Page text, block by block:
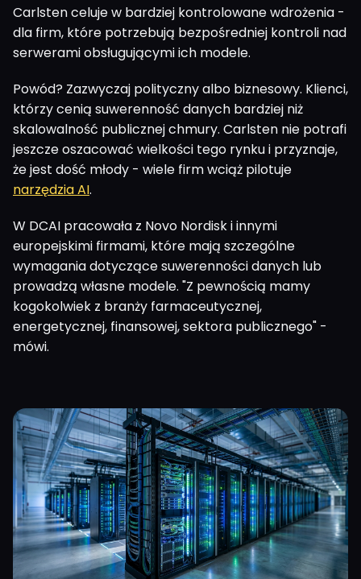
Carlsten celuje w bardziej kontrolowane wdrożenia -
dla firm, które potrzebują bezpośredniej kontroli nad
serwerami obsługującymi ich modele.
Powód? Zazwyczaj polityczny albo biznesowy. Klienci,
którzy cenią suwerenność danych bardziej niż
skalowalność publicznej chmury. Carlsten nie potrafi
jeszcze oszacować wielkości tego rynku i przyznaje,
że jest dość młody - wiele firm wciąż pilotuje
narzędzia AI.
W DCAI pracowała z Novo Nordisk i innymi
europejskimi firmami, które mają szczególne
wymagania dotyczące suwerenności danych lub
prowadzą własne modele. "Z pewnością mamy
kogokolwiek z branży farmaceutycznej,
energetycznej, finansowej, sektora publicznego" -
mówi.